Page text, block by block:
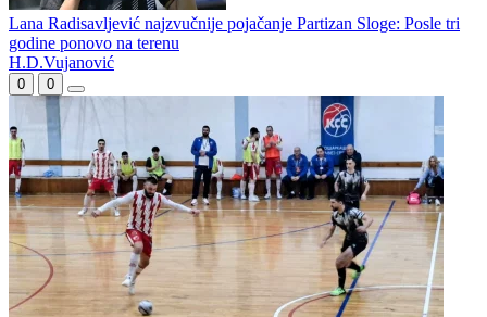
Lana Radisavljević najzvučnije pojačanje Partizan Sloge: Posle tri
godine ponovo na terenu
H.D.Vujanović
0 0